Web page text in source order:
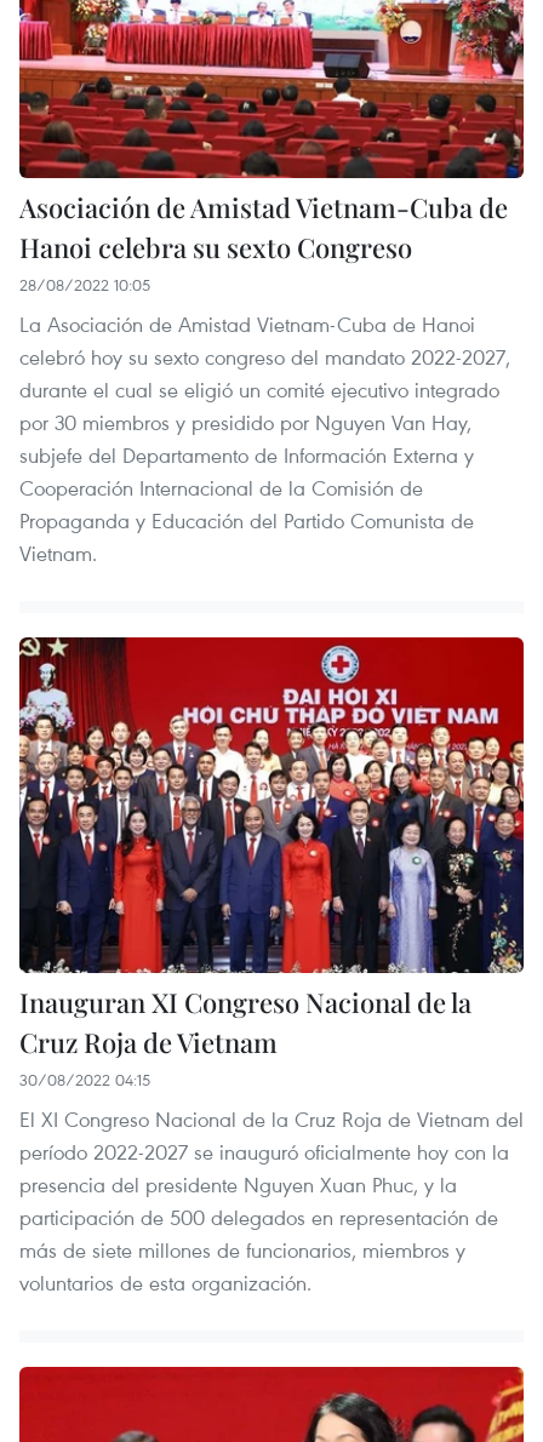
Asociación de Amistad Vietnam-Cuba de
Hanoi celebra su sexto Congreso
28/08/2022 10:05
La Asociación de Amistad Vietnam-Cuba de Hanoi
celebró hoy su sexto congreso del mandato 2022-2027,
durante el cual se eligió un comité ejecutivo integrado
por 30 miembros y presidido por Nguyen Van Hay,
subjefe del Departamento de Información Externa y
Cooperación Internacional de la Comisión de
Propaganda y Educación del Partido Comunista de
Vietnam.
Inauguran XI Congreso Nacional de la
Cruz Roja de Vietnam
30/08/2022 04:15
El XI Congreso Nacional de la Cruz Roja de Vietnam del
período 2022-2027 se inauguró oficialmente hoy con la
presencia del presidente Nguyen Xuan Phuc, y la
participación de 500 delegados en representación de
más de siete millones de funcionarios, miembros y
voluntarios de esta organización.